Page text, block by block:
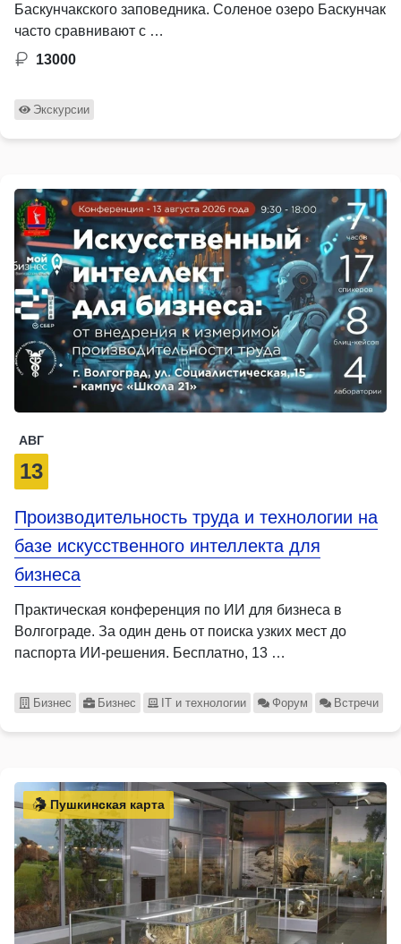
Баскунчакского заповедника. Соленое озеро Баскунчак
часто сравнивают с …
13000
Экскурсии
АВГ
13
Производительность труда и технологии на
базе искусственного интеллекта для
бизнеса
Практическая конференция по ИИ для бизнеса в
Волгограде. За один день от поиска узких мест до
паспорта ИИ-решения. Бесплатно, 13 …
Бизнес Бизнес IT и технологии Форум Встречи
Пушкинская карта